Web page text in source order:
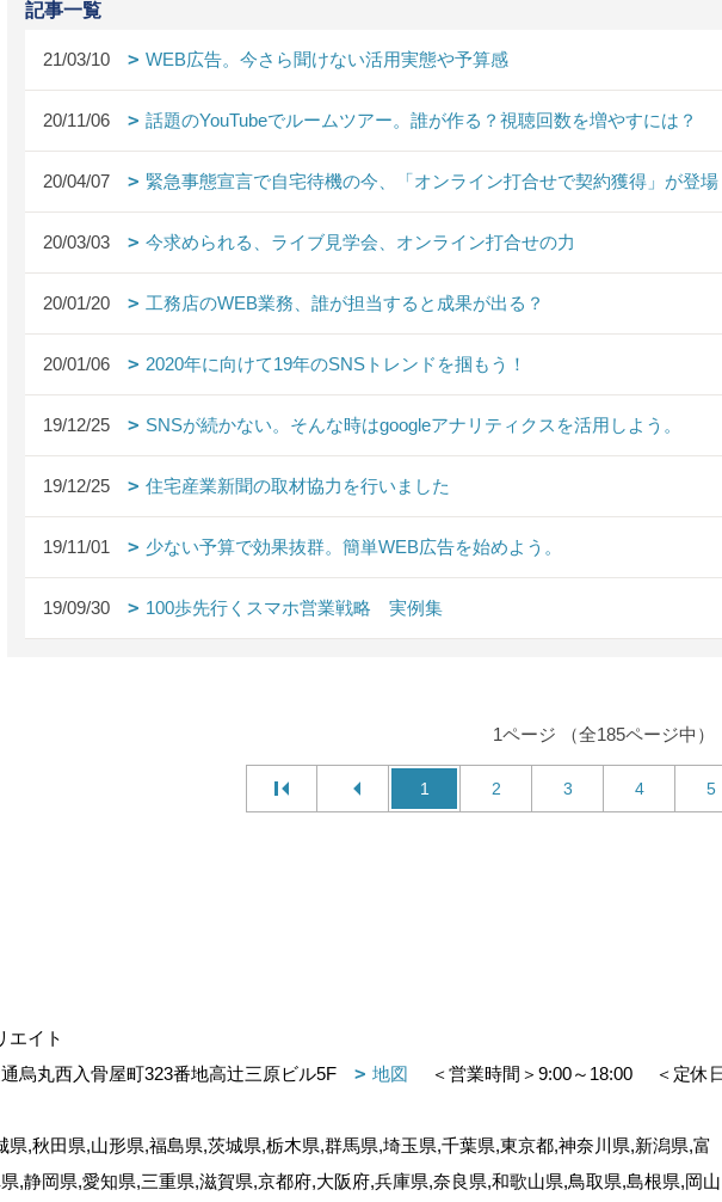
記事一覧
21/03/10 WEB広告。今さら聞けない活用実態や予算感
20/11/06 話題のYouTubeでルームツアー。誰が作る？視聴回数を増やすには？
20/04/07 緊急事態宣言で自宅待機の今、「オンライン打合せで契約獲得」が登
20/03/03 今求められる、ライブ見学会、オンライン打合せの力
20/01/20 工務店のWEB業務、誰が担当すると成果が出る？
20/01/06 2020年に向けて19年のSNSトレンドを掴もう！
19/12/25 SNSが続かない。そんな時はgoogleアナリティクスを活用しよう。
19/12/25 住宅産業新聞の取材協力を行いました
19/11/01 少ない予算で効果抜群。簡単WEB広告を始めよう。
19/09/30 100歩先行くスマホ営業戦略 実例集
1ページ （全185ページ中）
1 2 3 4 5
エイト
烏丸西入骨屋町323番地高辻三原ビル5F 地図 ＜営業時間＞9:00～18:00
＜定休
,秋田県,山形県,福島県,茨城県,栃木県,群馬県,埼玉県,千葉県,東京都,神奈川県,新潟県,富
,静岡県,愛知県,三重県,滋賀県,京都府,大阪府,兵庫県,奈良県,和歌山県,鳥取県,島根県,岡山